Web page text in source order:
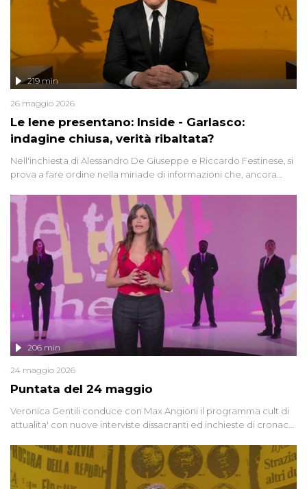
Le Iene presentano: Inside - Garlasco:
indagine chiusa, verità ribaltata?
219 min
26 maggio 2026
Nell'inchiesta di Alessandro De Giuseppe e Riccardo Festinese, si
prova a fare ordine nella miriade di informazioni che, ancora
giudiziarie più discusse degli ultimi anni. Lo speciale ricostruisce la
vicenda mettendo in fila testimonianze, errori, dettagli
controversi e i protagonisti di un'indagine che sembra non avere
fine.
Puntata del 24 maggio
206 min
24 maggio 2026
Veronica Gentili conduce con Max Angioni il programma cult di
attualita' con nuove interviste dissacranti ed inchieste di cronaca